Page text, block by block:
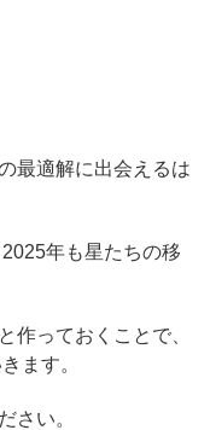
最適解に出会えるは
年も星たちの移
作っておくことで、
ます。
さい。